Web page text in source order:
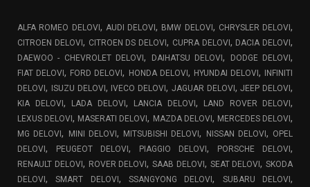
ALFA ROMEO DELOVI , AUDI DELOVI , BMW DELOVI , CHRYSLER DELOVI ,
CITROEN DELOVI , CITROEN DS DELOVI , CUPRA DELOVI , DACIA DELOVI ,
DAEWOO - CHEVROLET DELOVI, DAIHATSU DELOVI, DODGE DELOVI,
FIAT DELOVI, FORD DELOVI, HONDA DELOVI , HYUNDAI DELOVI ,
INFINITI
DELOVI , ISUZU DELOVI , IVECO DELOVI , JAGUAR DELOVI ,JEEP DELOVI ,
KIA DELOVI , LADA DELOVI , LANCIA DELOVI , LAND ROVER DELOVI ,
LEXUS DELOVI, MASERATI DELOVI, MAZDA DELOVI , MERCEDES DELOVI,
MG DELOVI, MINI DELOVI , MITSUBISHI DELOVI, NISSAN DELOVI , OPEL
DELOVI , PEUGEOT DELOVI , PIAGGIO DELOVI , PORSCHE DELOVI ,
RENAULT DELOVI , ROVER DELOVI, SAAB DELOVI , SEAT DELOVI, SKODA
DELOVI ,SMART DELOVI ,SSANGYONG DELOVI, SUBARU DELOVI,